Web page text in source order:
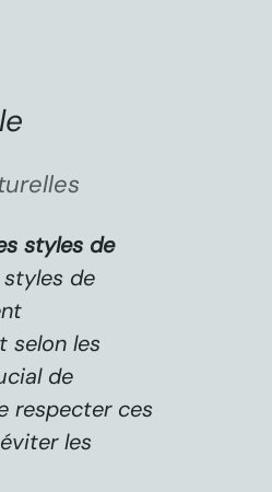
styles de
de
selon les
de
respecter ces
les